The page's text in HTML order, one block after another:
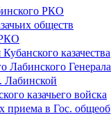
РКО
обществ
казачества
Лабинского
Лабинской
казачьего войска
приема в Гос.